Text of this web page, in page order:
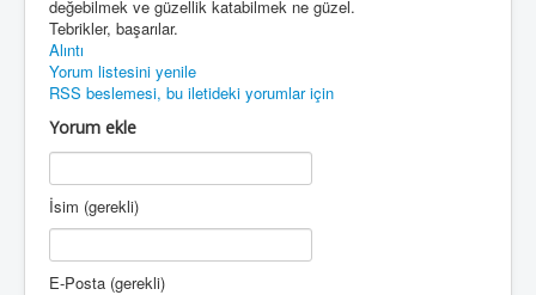
değebilmek ve güzellik katabilmek ne güzel.
Tebrikler, başarılar.
Alıntı
Yorum listesini yenile
RSS beslemesi, bu iletideki yorumlar için
Yorum ekle
İsim (gerekli)
E-Posta (gerekli)